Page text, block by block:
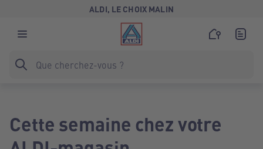
ALDI, LE CHOIX MALIN
Cette semaine chez votre